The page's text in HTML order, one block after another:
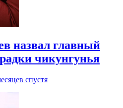
назвал главный
чикунгунья
спустя